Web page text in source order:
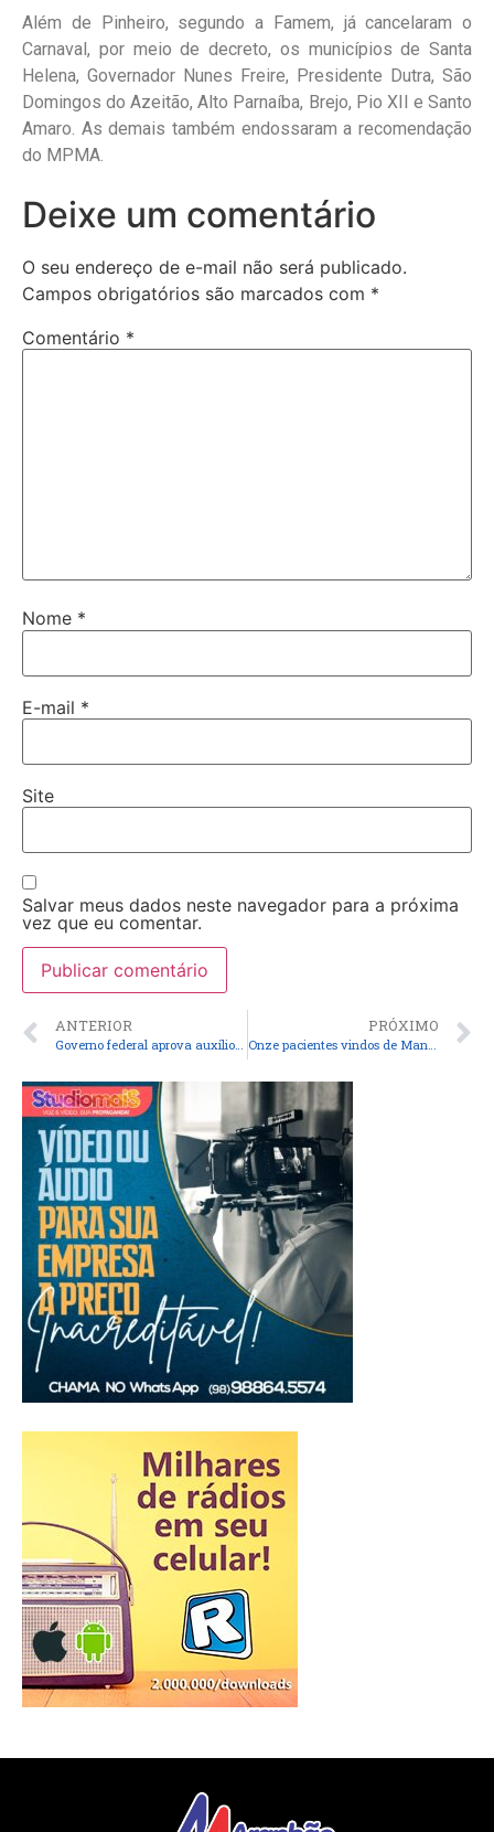
Além de Pinheiro, segundo a Famem, já cancelaram o
Carnaval, por meio de decreto, os municípios de Santa
Helena, Governador Nunes Freire, Presidente Dutra, São
Domingos do Azeitão, Alto Parnaíba, Brejo, Pio XII e Santo
Amaro. As demais também endossaram a recomendação
do MPMA.
Deixe um comentário
O seu endereço de e-mail não será publicado.
Campos obrigatórios são marcados com *
Comentário *
Nome *
E-mail *
Site
Salvar meus dados neste navegador para a próxima
vez que eu comentar.
ANTERIOR PRÓXIMO